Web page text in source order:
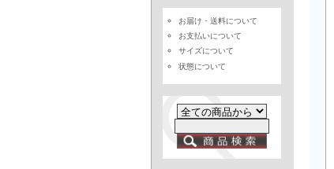
お届け・送料について
お支払いについて
サイズについて
状態について